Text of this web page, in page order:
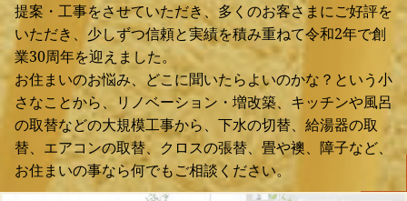
提案・工事をさせていただき、多くのお客さまにご好評を
いただき、少しずつ信頼と実績を積み重ねて令和2年で創
業30周年を迎えました。
お住まいのお悩み、どこに聞いたらよいのかな？という小
さなことから、リノベーション・増改築、キッチンや風呂
の取替などの大規模工事から、下水の切替、給湯器の取
替、エアコンの取替、クロスの張替、畳や襖、障子など、
お住まいの事なら何でもご相談ください。